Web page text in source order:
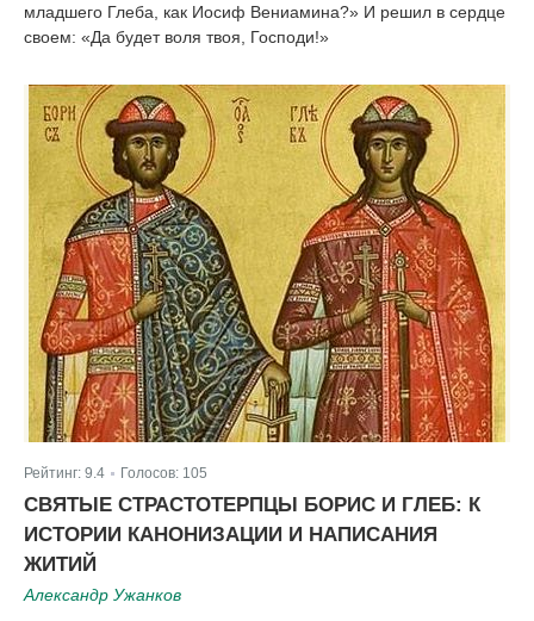
младшего Глеба, как Иосиф Вениамина?» И решил в сердце
своем: «Да будет воля твоя, Господи!»
Рейтинг: 9.4 Голосов: 105
СВЯТЫЕ СТРАСТОТЕРПЦЫ БОРИС И ГЛЕБ: К
ИСТОРИИ КАНОНИЗАЦИИ И НАПИСАНИЯ
ЖИТИЙ
Александр Ужанков